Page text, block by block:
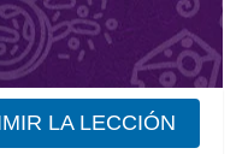
LA LECCIÓN